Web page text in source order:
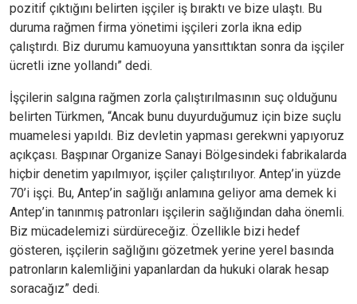
pozitif çıktığını belirten işçiler iş bıraktı ve bize ulaştı. Bu
duruma rağmen firma yönetimi işçileri zorla ikna edip
çalıştırdı. Biz durumu kamuoyuna yansıttıktan sonra da işçiler
ücretli izne yollandı” dedi.
İşçilerin salgına rağmen zorla çalıştırılmasının suç olduğunu
belirten Türkmen, “Ancak bunu duyurduğumuz için bize suçlu
muamelesi yapıldı. Biz devletin yapması gerekwni yapıyoruz
açıkçası. Başpınar Organize Sanayi Bölgesindeki fabrikalarda
hiçbir denetim yapılmıyor, işçiler çalıştırılıyor. Antep’in yüzde
70’i işçi. Bu, Antep’in sağlığı anlamına geliyor ama demek ki
Antep’in tanınmış patronları işçilerin sağlığından daha önemli.
Biz mücadelemizi sürdüreceğiz. Özellikle bizi hedef
gösteren, işçilerin sağlığını gözetmek yerine yerel basında
patronların kalemliğini yapanlardan da hukuki olarak hesap
soracağız” dedi.